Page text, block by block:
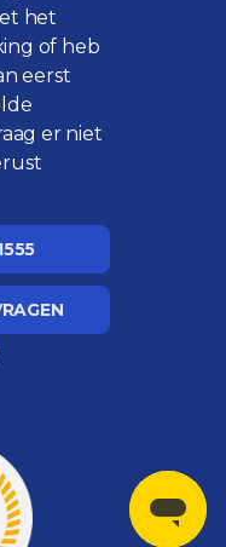
het
of heb
eerst
er niet